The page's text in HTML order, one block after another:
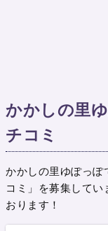
かかしの里
チコミ
かかしの里ゆぽっぽ
コミ」を募集してい
おります！